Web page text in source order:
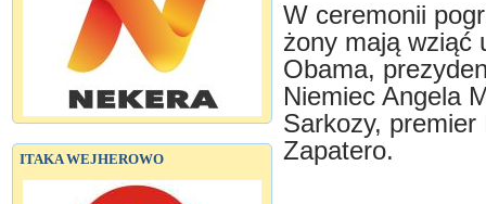
ITAKA WEJHEROWO
W ceremonii
żony mają wziąć
Obama,
Niemiec Angela
Sarkozy,
Zapatero.